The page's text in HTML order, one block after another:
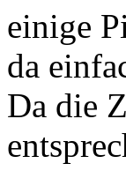
einige
da
Da die